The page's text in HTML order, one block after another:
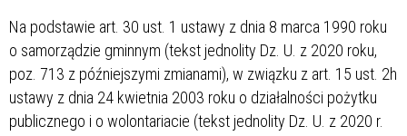
Na podstawie art. 30 ust. 1 ustawy z dnia 8 marca 1990 roku
o samorządzie gminnym (tekst jednolity Dz. U. z 2020 roku,
poz. 713 z późniejszymi zmianami), w związku z art. 15 ust. 2h
ustawy z dnia 24 kwietnia 2003 roku o działalności pożytku
publicznego i o wolontariacie (tekst jednolity Dz. U. z 2020 r.